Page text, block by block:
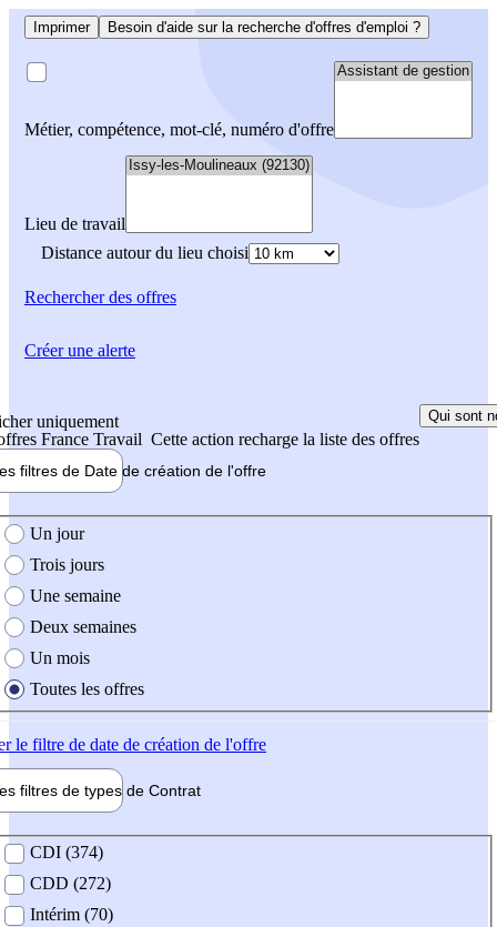
Imprimer Besoin d'aide sur la recherche d'offres d'emploi ?
Métier, compétence, mot-clé, numéro d'offre
Lieu de travail
Distance autour du lieu choisi
Rechercherdes offres
uniquement
France Travail Cette action recharge la liste des offres
Qui sont
filtres de Date de création de l'offre
création de l'offre
Un jour
Trois jours
Une semaine
Deux semaines
Un mois
Toutes les offres
le filtre de date de création de l'offre
filtres de types de Contrat
contrat
CDI (374)
CDD (272)
Intérim (70)
Créer une alerte